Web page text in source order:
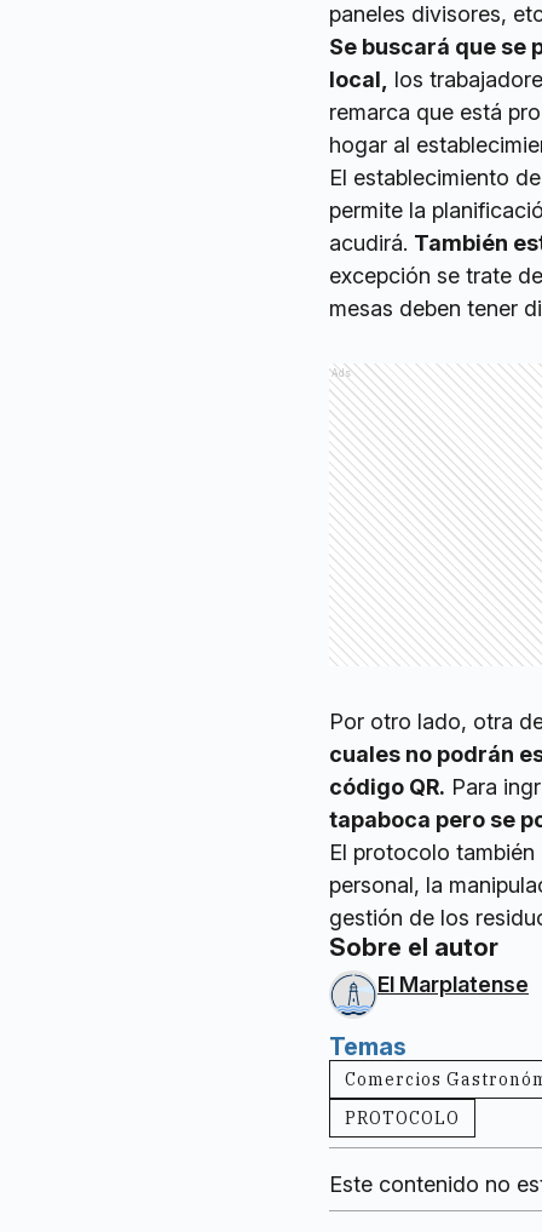
paneles divisores,
Se buscará que se
local, los
remarca que está
hogar al
El establecimiento
permite la
acudirá. También
excepción se trate
mesas deben tener
Ads
Por otro lado, otra
cuales no podrán
código QR. Para
tapaboca pero se
El protocolo
personal, la
gestión de los
Sobre el autor
El Marplatense
Temas
Comercios
PROTOCOLO
Este contenido no